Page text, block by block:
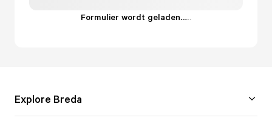
Formulier wordt geladen......
Explore Breda